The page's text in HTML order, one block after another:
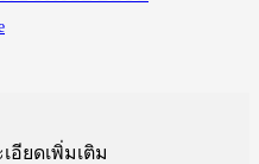
อียดเพิ่มเติม